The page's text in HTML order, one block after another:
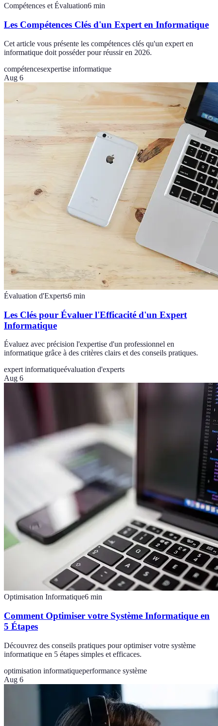
Compétences et Évaluation6 min
Les Compétences Clés d'un Expert en Informatique
Cet article vous présente les compétences clés qu'un expert en
informatique doit posséder pour réussir en 2026.
compétencesexpertise informatique
Aug 6
Évaluation d'Experts6 min
Les Clés pour Évaluer l'Efficacité d'un Expert
Informatique
Évaluez avec précision l'expertise d'un professionnel en
informatique grâce à des critères clairs et des conseils pratiques.
expert informatiqueévaluation d'experts
Aug 6
Optimisation Informatique6 min
Comment Optimiser votre Système Informatique en
5 Étapes
Découvrez des conseils pratiques pour optimiser votre système
informatique en 5 étapes simples et efficaces.
optimisation informatiqueperformance système
Aug 6